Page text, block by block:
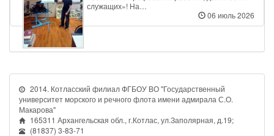
служащих»! На…
06 июль 2026
2014. Котласский филиал ФГБОУ ВО "Государственный
университет морского и речного флота имени адмирала С.О.
Макарова"
165311 Архангельская обл., г.Котлас, ул.Заполярная, д.19;
(81837) 3-83-71